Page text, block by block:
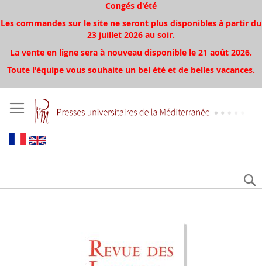
Congés d'été
Les commandes sur le site ne seront plus disponibles à partir du
23 juillet 2026 au soir.
La vente en ligne sera à nouveau disponible le 21 août 2026.
Toute l'équipe vous souhaite un bel été et de belles vacances.